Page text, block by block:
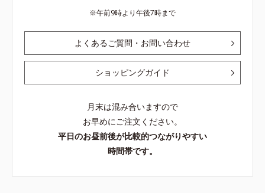
午前9時より午後7時まで
よくあるご質問・お問い合わせ
ショッピングガイド
月末は混み合いますので
お早めにご注文ください。
平日のお昼前後が比較的つながりやすい
時間帯です。